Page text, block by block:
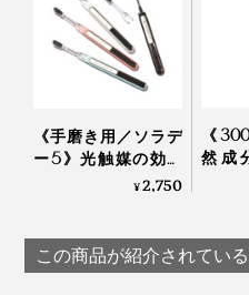
「モードボタン」を長押しすると、充
洗浄中に、うっかり口を開けると、こ
ボタンを押してオフにしましょう
わたしは、歯に矯正器具
を開けて、鏡を見ながら
ので、いまはお風呂場で
口腔洗浄器の初心者や、鏡
《手磨き用／ソラデ
ー5》光触媒の効果
で、歯磨き粉なしで
¥2,750
《
然成
素
歯磨き
この商品が紹介されてい